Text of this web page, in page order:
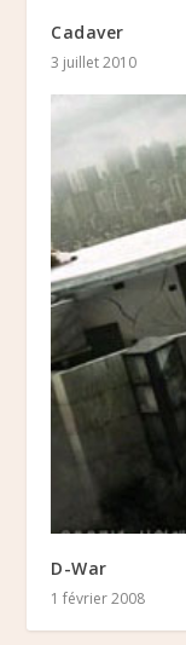
Cadaver
3 juillet 2010
D-War
1 février 2008